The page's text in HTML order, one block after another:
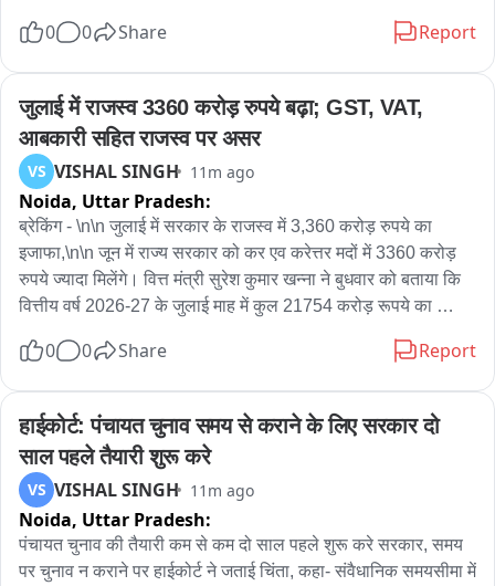
गया। आवाज सुनकर परिवार और आसपास के लोग मौके पर पहुंचे, सभी
मदद से उसे अस्पताल पहुंचाया जहां उसका इलाज चल रहा है। वहीं घटना
की सूचना पर मौके पर पहुंची पुलिस ने घटनास्थल का जायजा लिया और
अस्पताल पहुंचकर घायल का हाल-चाल जाना, उससे बातचीत करके घटना
की जानकारी ली है।
0 0 Share Report
जुलाई में राजस्व 3360 करोड़ रुपये बढ़ा; GST, VAT,
आबकारी सहित राजस्व पर असर
VS VISHAL SINGH 11m ago
Noida, Uttar Pradesh:
ब्रेकिंग - \n\n जुलाई में सरकार के राजस्व में 3,360 करोड़ रुपये का
इजाफा,\n\n जून में राज्य सरकार को कर एव करेत्तर मदों में 3360 करोड़
रुपये ज्यादा मिलेंगे। वित्त मंत्री सुरेश कुमार खन्ना ने बुधवार को बताया कि
वित्तीय वर्ष 2026-27 के जुलाई माह में कुल 21754 करोड़ रूपये का
का राजस्व मिला था।\n\n सुरेश कुमार खन्ना ने बताया कि वर्तमान वित्तीय
के लक्ष्य के सापेक्ष 82406.48 करोड़ रुपये की प्राप्ति हुई है।\n\n जुलाई में
जीएसटी से 7821 करोड़ और वैट से 3268 करोड़ रुपये मिले। आबकारी से
जुलाई में 5053 करोड़ रुपये, स्टाम्प तथा निबन्धन से 4237 करोड़ रुपये,
परिवहन से 1113 करोड़ रुपये का राजस्व सरकार को मिला है। \n\n
उन्होंने बताया कि करेत्तर राजस्व के प्रमुख मद भू-तत्व तथा खनिकर्म से
जुलाई में 262 करोड़ रुपये मिले हैं। \n\n वित्त मंत्री ने बताया कि वित्तीय वर्ष
2026-27 के माह जुलाई तक कर राजस्व से 82406.48 करोड़ रुपये मिले
0 0 Share Report
हाईकोर्ट: पंचायत चुनाव समय से कराने के लिए सरकार दो
साल पहले तैयारी शुरू करे
VS VISHAL SINGH 11m ago
Noida, Uttar Pradesh:
पंचायत चुनाव की तैयारी कम से कम दो साल पहले शुरू करे सरकार, समय
पर चुनाव न कराने पर हाईकोर्ट ने जताई चिंता, कहा- संवैधानिक समयसीमा में